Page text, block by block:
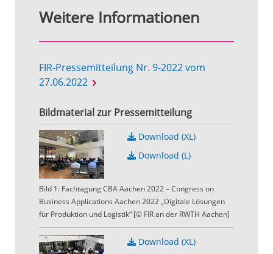
Weitere Informationen
FIR-Pressemitteilung Nr. 9-2022 vom
27.06.2022
Bildmaterial zur Pressemitteilung
Download (XL)
Download (L)
Bild 1: Fachtagung CBA Aachen 2022 – Congress on
Business Applications Aachen 2022 „Digitale Lösungen
für Produktion und Logistik“ [© FIR an der RWTH Aachen]
Download (XL)